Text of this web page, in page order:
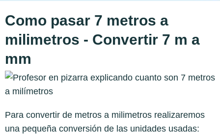
Como pasar 7 metros a
milimetros - Convertir 7 m a
mm
Para convertir de metros a milimetros realizaremos
una pequeña conversión de las unidades usadas: